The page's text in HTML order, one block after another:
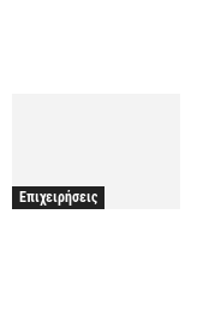
Επιχειρήσεις